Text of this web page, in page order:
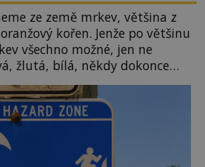
ze země mrkev, většina z
kořen. Jenže po většinu
všechno možné, jen ne
žlutá, bílá, někdy dokonce
stovkám let pečlivého
zelenina, bez které si českou
představit. Její příběh je